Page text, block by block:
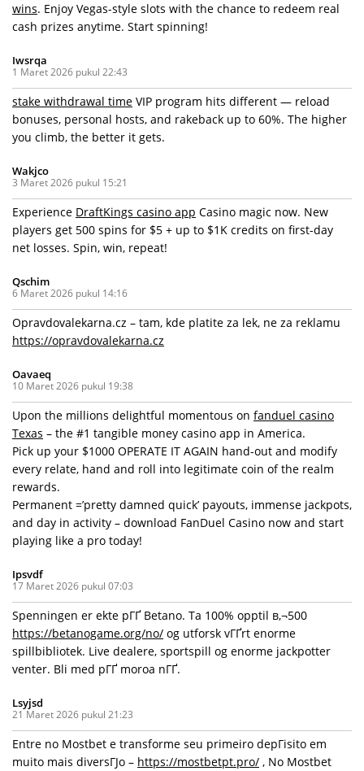
wins. Enjoy Vegas-style slots with the chance to redeem real
cash prizes anytime. Start spinning!
Iwsrqa
1 Maret 2026 pukul 22:43
stake withdrawal time VIP program hits different — reload
bonuses, personal hosts, and rakeback up to 60%. The higher
you climb, the better it gets.
Wakjco
3 Maret 2026 pukul 15:21
Experience DraftKings casino app Casino magic now. New
players get 500 spins for $5 + up to $1K credits on first-day
net losses. Spin, win, repeat!
Qschim
6 Maret 2026 pukul 14:16
Opravdovalekarna.cz – tam, kde platite za lek, ne za reklamu
https://opravdovalekarna.cz
Oavaeq
10 Maret 2026 pukul 19:38
Upon the millions delightful momentous on fanduel casino
Texas – the #1 tangible money casino app in America.
Pick up your $1000 OPERATE IT AGAIN hand-out and modify
every relate, hand and roll into legitimate coin of the realm
rewards.
Permanent =’pretty damned quick’ payouts, immense jackpots,
and day in activity – download FanDuel Casino now and start
playing like a pro today!
Ipsvdf
17 Maret 2026 pukul 07:03
Spenningen er ekte pГҐ Betano. Ta 100% opptil в‚¬500
https://betanogame.org/no/ og utforsk vГҐrt enorme
spillbibliotek. Live dealere, sportspill og enorme jackpotter
venter. Bli med pГҐ moroa nГҐ.
Lsyjsd
21 Maret 2026 pukul 21:23
Entre no Mostbet e transforme seu primeiro depГіsito em
muito mais diversГЈo – https://mostbetpt.pro/ , No Mostbet